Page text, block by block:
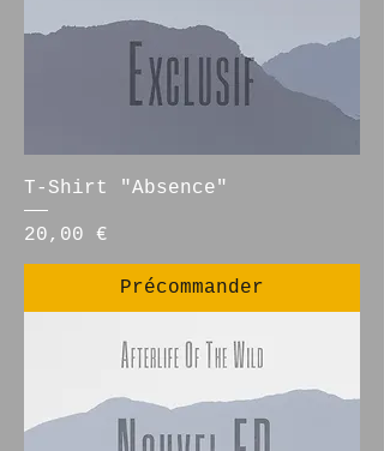
T-Shirt "Absence"
Prix
20,00 €
Précommander